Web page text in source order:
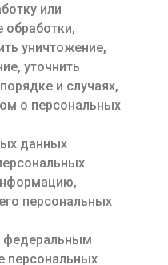
или
обработки,
уничтожение,
уточнить
и случаях,
о персональных
данных
персональных
федеральным
персональных